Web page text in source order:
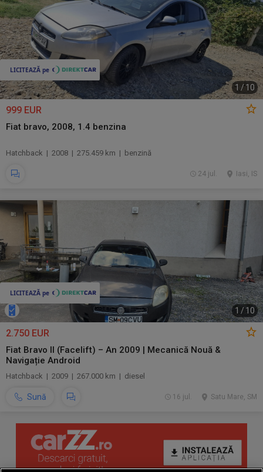
1 /10
999 EUR
Fiat bravo, 2008, 1.4 benzina
Hatchback | 2008 | 275.459 km | benzină
Iasi, IS
24 jul.
1 /10
2.750 EUR
Fiat Bravo II (Facelift) – An 2009 | Mecanică Nouă &
Navigație Android
Hatchback | 2009 | 267.000 km | diesel
Sună Satu Mare, SM
16 jul.